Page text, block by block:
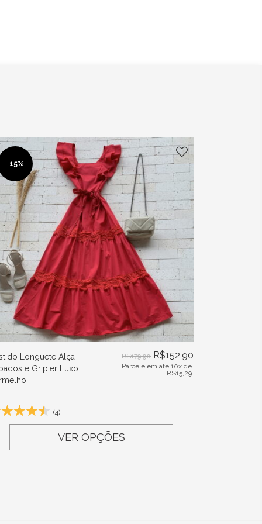
-15%
Longuete Alça
e Gripier Luxo
R$179,90 R$152,90
Parcele em até 10x de
R$15,29
(4)
VER OPÇÕES